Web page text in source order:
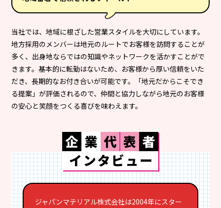
当社では、地域に根ざした営業スタイルを大切にしています。
地方採用のメンバーは地元のルートでお客様を訪問することが
多く、出身地ならではの知識やネットワークを活かすことがで
きます。基本的に転勤はないため、お客様から厚い信頼をいた
だき、長期的なお付き合いが可能です。「地元だからこそでき
る提案」が評価されるので、仲間と協力しながら地元のお客様
の安心と笑顔をつくる喜びを味わえます。
ジャパンマテリアル株式会社は2004年にスター